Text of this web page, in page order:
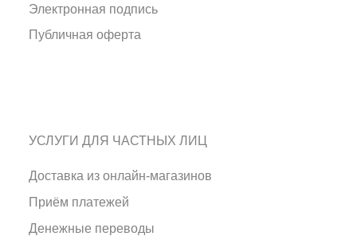
Электронная подпись
Публичная оферта
УСЛУГИ ДЛЯ ЧАСТНЫХ ЛИЦ
Доставка из онлайн-магазинов
Приём платежей
Денежные переводы